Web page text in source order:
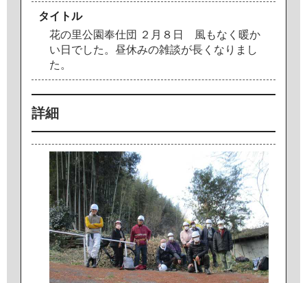
タイトル
花の里公園奉仕団 ２ 月 ８ 日 風もな く 暖か
い 日 でした 。 昼休みの雑談が長 く な り ま し
た 。
詳細